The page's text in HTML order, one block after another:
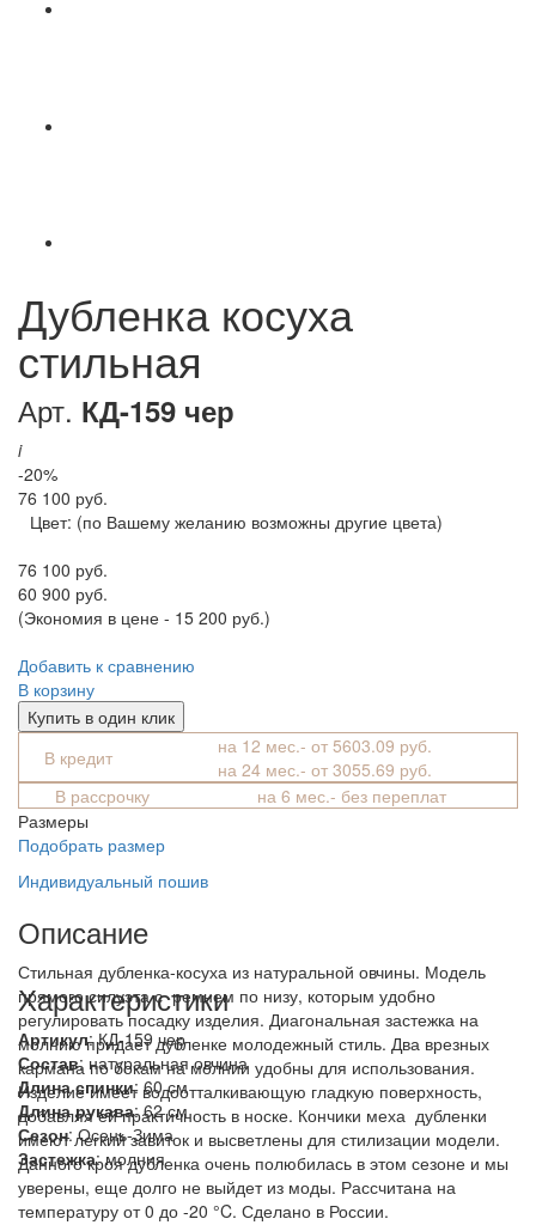
Дубленка косуха
стильная
Арт. КД-159 чер
i
-20%
76 100 руб.
Цвет: (по Вашему желанию возможны другие цвета)
76 100 руб.
60 900 руб.
(Экономия в цене - 15 200 руб.)
Добавить к сравнению
В корзину
Купить в один клик
В кредит
на 12 мес.- от 5603.09 руб.
на 24 мес.- от 3055.69 руб.
В рассрочку
на 6 мес.- без переплат
Размеры
Подобрать размер
Индивидуальный пошив
Описание
Стильная дубленка-косуха из натуральной овчины. Модель
прямого силуэта с ремнем по низу, которым удобно
регулировать посадку изделия. Диагональная застежка на
молнию придает дубленке молодежный стиль. Два врезных
кармана по бокам на молнии удобны для использования.
Изделие имеет водоотталкивающую гладкую поверхность,
добавляя ей практичность в носке. Кончики меха дубленки
имеют легкий завиток и высветлены для стилизации модели.
Данного кроя дубленка очень полюбилась в этом сезоне и мы
уверены, еще долго не выйдет из моды. Рассчитана на
температуру от 0 до -20 °C. Сделано в России.
Характеристики
Артикул: КД-159 чер
Состав: натуральная овчина
Длина спинки: 60 см
Длина рукава: 62 см
Сезон: Осень-Зима
Застежка: молния